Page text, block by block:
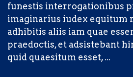
funestis interrogationibus
imaginarius iudex equitum
adhibitis aliis iam quae
praedoctis, et adsistebant
quid quaesitum esset, ...